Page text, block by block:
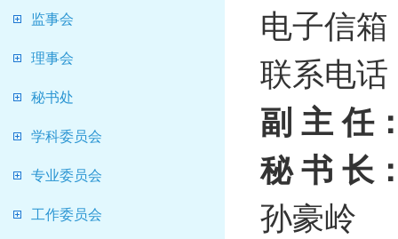
监事会
理事会
秘书处
学科委员会
专业委员会
工作委员会
电子信
联系电
副 主 任
秘 书 长
孙豪岭